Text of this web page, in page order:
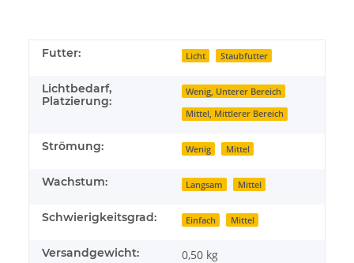
Futter: Licht Staubfutter
Lichtbedarf,
Platzierung:
Wenig, Unterer Bereich
Mittel, Mittlerer Bereich
Strömung: Wenig Mittel
Wachstum: Langsam Mittel
Schwierigkeitsgrad: Einfach Mittel
Versandgewicht: 0,50 kg